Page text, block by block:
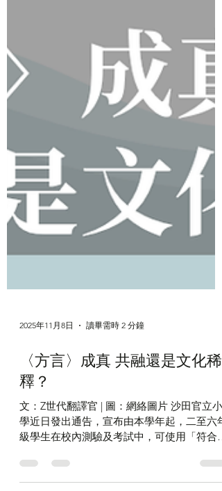
2025年11月8日
〈方言〉成真 共融還是文化稀
釋？
文：Z世代翻譯官 | 圖：網絡圖片 沙田官立小
學近日發出通告，宣布由本學年起，二至六年